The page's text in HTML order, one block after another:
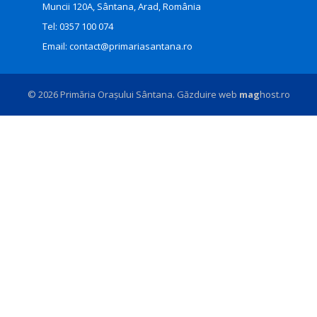
Muncii 120A, Sântana, Arad, România
Tel: 0357 100 074
Email: contact@primariasantana.ro
© 2026 Primăria Orașului Sântana. Găzduire web maghost.ro